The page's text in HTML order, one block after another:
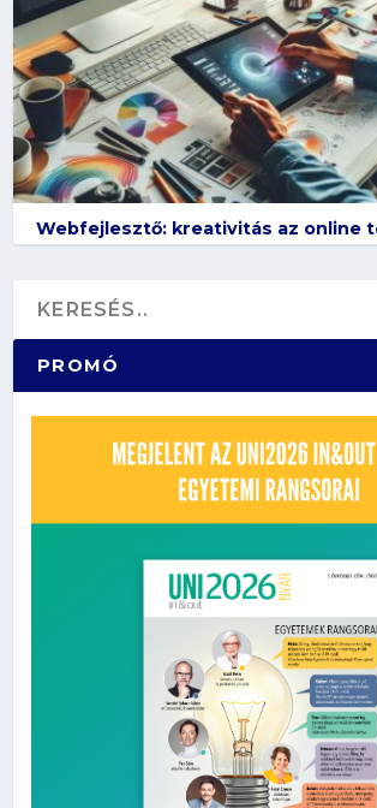
Webfejlesztő: kreativitás az online
PROMÓ